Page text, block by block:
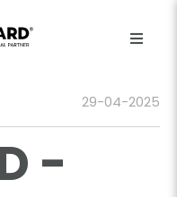
29-04-2025
-